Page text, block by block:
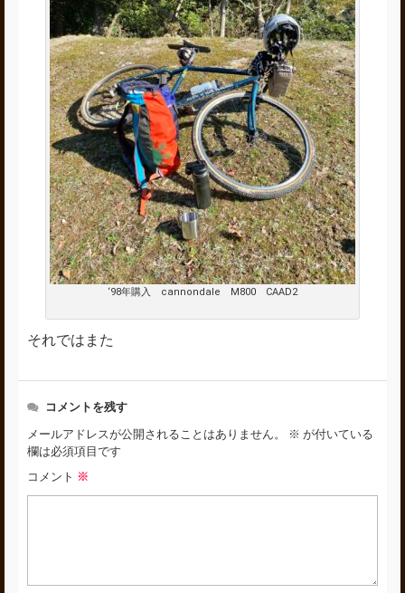
‘98年購入 cannondale M800 CAAD2
それではまた
コメントを残す
メールアドレスが公開されることはありません。 ※ が付いている
欄は必須項目です
コメント ※